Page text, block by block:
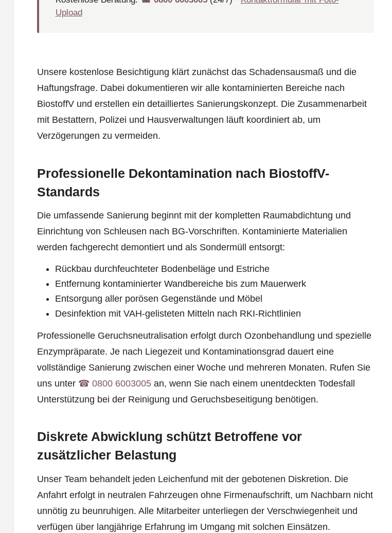
Upload
Unsere kostenlose Besichtigung klärt zunächst das Schadensausmaß und die
Haftungsfrage. Dabei dokumentieren wir alle kontaminierten Bereiche nach
BiostoffV und erstellen ein detailliertes Sanierungskonzept. Die Zusammenarbeit
mit Bestattern, Polizei und Hausverwaltungen läuft koordiniert ab, um
Verzögerungen zu vermeiden.
Professionelle Dekontamination nach BiostoffV-
Standards
Die umfassende Sanierung beginnt mit der kompletten Raumabdichtung und
Einrichtung von Schleusen nach BG-Vorschriften. Kontaminierte Materialien
werden fachgerecht demontiert und als Sondermüll entsorgt:
Rückbau durchfeuchteter Bodenbeläge und Estriche
Entfernung kontaminierter Wandbereiche bis zum Mauerwerk
Entsorgung aller porösen Gegenstände und Möbel
Desinfektion mit VAH-gelisteten Mitteln nach RKI-Richtlinien
Professionelle Geruchsneutralisation erfolgt durch Ozonbehandlung und spezielle
Enzympräparate. Je nach Liegezeit und Kontaminationsgrad dauert eine
vollständige Sanierung zwischen einer Woche und mehreren Monaten. Rufen Sie
uns unter ☎︎ 0800 6003005an, wenn Sie nach einem unentdeckten Todesfall
Unterstützung bei der Reinigung und Geruchsbeseitigung benötigen.
Diskrete Abwicklung schützt Betroffene vor
zusätzlicher Belastung
Unser Team behandelt jeden Leichenfund mit der gebotenen Diskretion. Die
Anfahrt erfolgt in neutralen Fahrzeugen ohne Firmenaufschrift, um Nachbarn nicht
unnötig zu beunruhigen. Alle Mitarbeiter unterliegen der Verschwiegenheit und
verfügen über langjährige Erfahrung im Umgang mit solchen Einsätzen.